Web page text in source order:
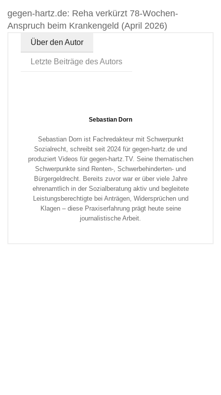
gegen-hartz.de: Reha verkürzt 78-Wochen-
Anspruch beim Krankengeld (April 2026)
Über den Autor
Letzte Beiträge des Autors
Sebastian Dorn
Sebastian Dorn ist Fachredakteur mit Schwerpunkt
Sozialrecht, schreibt seit 2024 für gegen-hartz.de und
produziert Videos für gegen-hartz.TV. Seine thematischen
Schwerpunkte sind Renten-, Schwerbehinderten- und
Bürgergeldrecht. Bereits zuvor war er über viele Jahre
ehrenamtlich in der Sozialberatung aktiv und begleitete
Leistungsberechtigte bei Anträgen, Widersprüchen und
Klagen – diese Praxiserfahrung prägt heute seine
journalistische Arbeit.